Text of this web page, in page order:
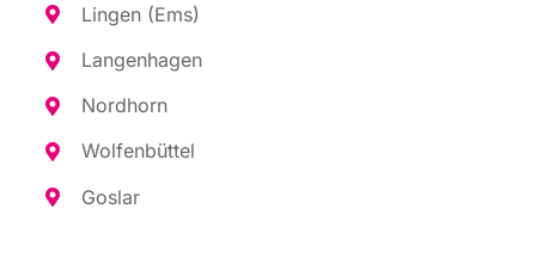
Lin­gen (Ems)
Lan­gen­ha­gen
Nord­horn
Wol­fen­büt­tel
Gos­lar